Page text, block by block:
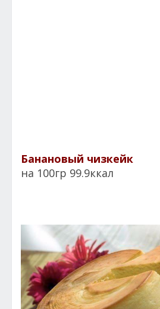
Банановый чизкейк
на 100гр 99.9ккал